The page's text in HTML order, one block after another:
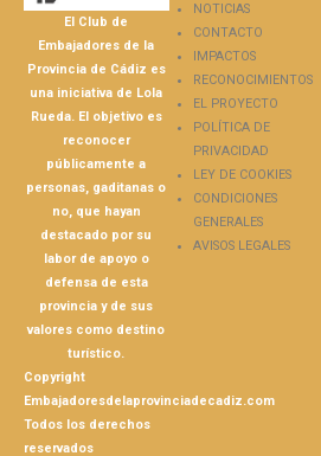
El Club de
Embajadores de la
Provincia de Cádiz es
una iniciativa de Lola
Rueda. El objetivo es
reconocer
públicamente a
personas, gaditanas o
no, que hayan
destacado por su
labor de apoyo o
defensa de esta
provincia y de sus
valores como destino
turístico.
Copyright
Embajadoresdelaprovinciadecadiz.com
Todos los derechos
reservados
NOTICIAS
CONTACTO
IMPACTOS
RECONOCIMIENTOS
EL PROYECTO
POLÍTICA DE
PRIVACIDAD
LEY DE COOKIES
CONDICIONES
GENERALES
AVISOS LEGALES